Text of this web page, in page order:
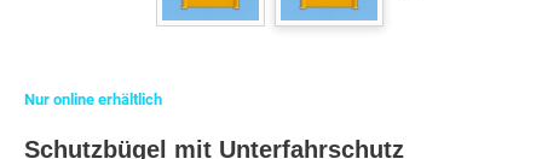
Nur online erhältlich
Schutzbügel mit Unterfahrschutz